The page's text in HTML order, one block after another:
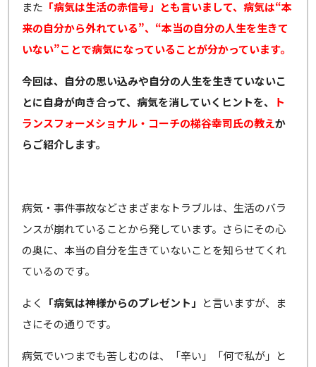
また 「病気は生活の赤信号」とも言いまして、病気は“本
来の自分から外れている”、“本当の自分の人生を生きて
いない”ことで病気になっていることが分かっています。
今回は、自分の思い込みや自分の人生を生きていないこ
とに自身が向き合って、病気を消していくヒントを、
ト
ランスフォーメショナル・コーチの梯谷幸司氏の教えか
らご紹介します。
病気・事件事故などさまざまなトラブルは、生活のバラ
ンスが崩れていることから発しています。さらにその心
の奥に、本当の自分を生きていないことを知らせてくれ
ているのです。
よく 「病気は神様からのプレゼント」 と言いますが、ま
さにその通りです。
病気でいつまでも苦しむのは、「辛い」「何で私が」と